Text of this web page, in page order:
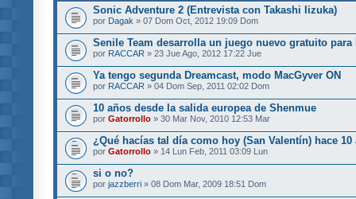
Sonic Adventure 2 (Entrevista con Takashi Iizuka)
por Dagak » 07 Dom Oct, 2012 19:09 Dom
Senile Team desarrolla un juego nuevo gratuito para
por RACCAR » 23 Jue Ago, 2012 17:22 Jue
Ya tengo segunda Dreamcast, modo MacGyver ON
por RACCAR » 04 Dom Sep, 2011 02:02 Dom
10 años desde la salida europea de Shenmue
por Gatorrollo » 30 Mar Nov, 2010 12:53 Mar
¿Qué hacías tal día como hoy (San Valentín) hace 10
por Gatorrollo » 14 Lun Feb, 2011 03:09 Lun
si o no?
por jazzberri » 08 Dom Mar, 2009 18:51 Dom